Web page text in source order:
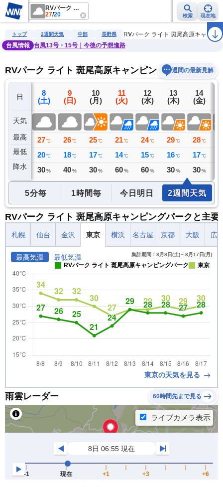
RVパーク ライト 斑尾高原キャンピングパーク
27/20 検索 現在地
雨雲レーダー 台風情報 地震情報 警報・注意報 2週間天気 ラ
トップ 2週間天気 中部 長野県
RVパーク ライト 斑尾高原キャンピ
台風情報
台風13号・15号｜今後の予想進路
RVパーク ライト 斑尾高原キャンピングパークの2週
週間の最新見解
日
天気
最高
最低
降水
7
(金)
30 ℃
21 ℃
0 ミリ
8
(土)
27 ℃
20 ℃
30 %
9
(日)
26 ℃
18 ℃
40 %
10
(月)
25 ℃
17 ℃
30 %
11
(火)
21 ℃
14 ℃
60 %
12
(水)
24 ℃
15 ℃
60 %
13
(木)
29 ℃
16 ℃
30 %
14
(金)
28 ℃
17 ℃
30 %
5分毎 1時間毎 今日明日 2週間天気
RVパーク ライト 斑尾高原キャンピングパークと主要
札幌 仙台 金沢 東京 横浜 名古屋 京都 大阪 広
最高気温 最低気温 集計期間：8月8日(土)～8月17日(月)
RVパーク ライト 斑尾高原キャンピングパーク 東京
東京の天気を見る
雨雲レーダー 60時間先まで見る